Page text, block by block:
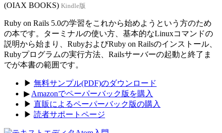
(OIAX BOOKS) Kindle版
Ruby on Rails 5.0の学習をこれから始めようという方のため
の本です。ターミナルの使い方、基本的なLinuxコマンドの
説明から始まり、RubyおよびRuby on Railsのインストール、
Rubyプログラムの実行方法、Railsサーバーの起動と終了ま
でが本書の範囲です。
▶ 無料サンプル(PDF)のダウンロード
▶ Amazonでペーパーバック版を購入
▶ 直販によるペーパーバック版の購入
▶ 読者サポートページ